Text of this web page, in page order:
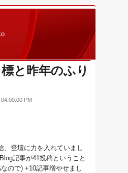
と昨年のふり
PM
、登壇に力を入れていまし
記事が41投稿ということ
ので) +10記事増やせまし